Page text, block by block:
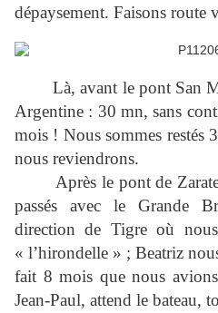
dépaysement. Faisons route
Là, avant le pont San
Argentine : 30 mn, sans
mois ! Nous sommes restés
nous reviendrons.
Après le pont de
passés avec le Grande
direction de Tigre où
« l’hirondelle » ; Beatriz
fait 8 mois que nous
Jean-Paul, attend le bateau,